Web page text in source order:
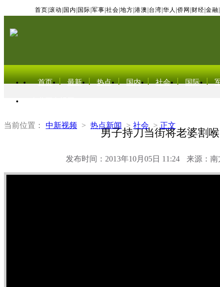
首页 滚动 国内 国际 军事 社会 地方 港澳 台湾 华人 侨网 财经 金融
首页 最新 热点 国内 社会 国际
当前位置： 中新视频 > 热点新闻 > 社会 > 正文
男子持刀当街将老婆割喉
发布时间：2013年10月05日 11:24 来源：南